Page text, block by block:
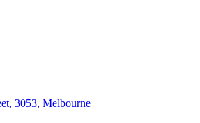
3053, Melbourne